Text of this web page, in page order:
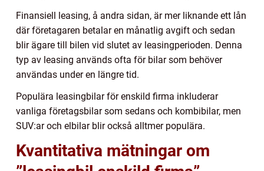
Finansiell leasing, å andra sidan, är mer liknande ett lån
där företagaren betalar en månatlig avgift och sedan
blir ägare till bilen vid slutet av leasingperioden. Denna
typ av leasing används ofta för bilar som behöver
användas under en längre tid.
Populära leasingbilar för enskild firma inkluderar
vanliga företagsbilar som sedans och kombibilar, men
SUV:ar och elbilar blir också alltmer populära.
Kvantitativa mätningar om